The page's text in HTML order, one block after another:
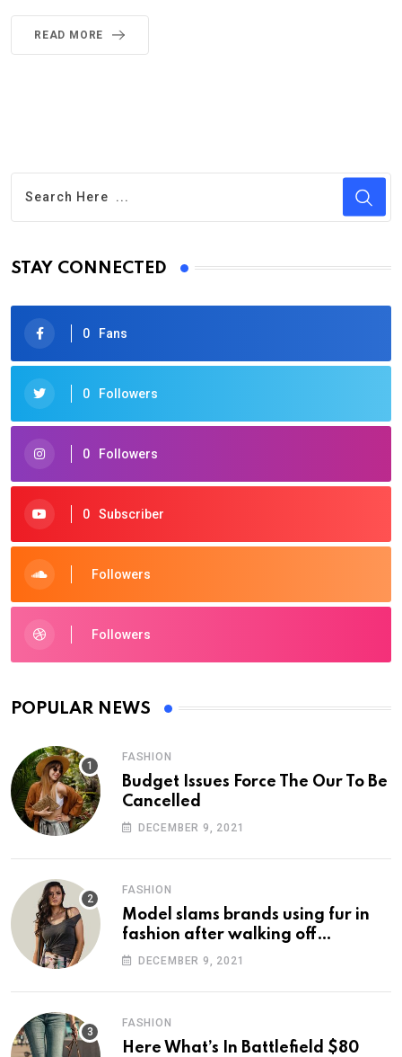
READ MORE
STAY CONNECTED
0 Fans
0 Followers
0 Followers
0 Subscriber
Followers
Followers
POPULAR NEWS
FASHION
Budget Issues Force The Our To Be
Cancelled
DECEMBER 9, 2021
FASHION
Model slams brands using fur in
fashion after walking off
photoshoot
DECEMBER 9, 2021
FASHION
Here What’s In Battlefield $80